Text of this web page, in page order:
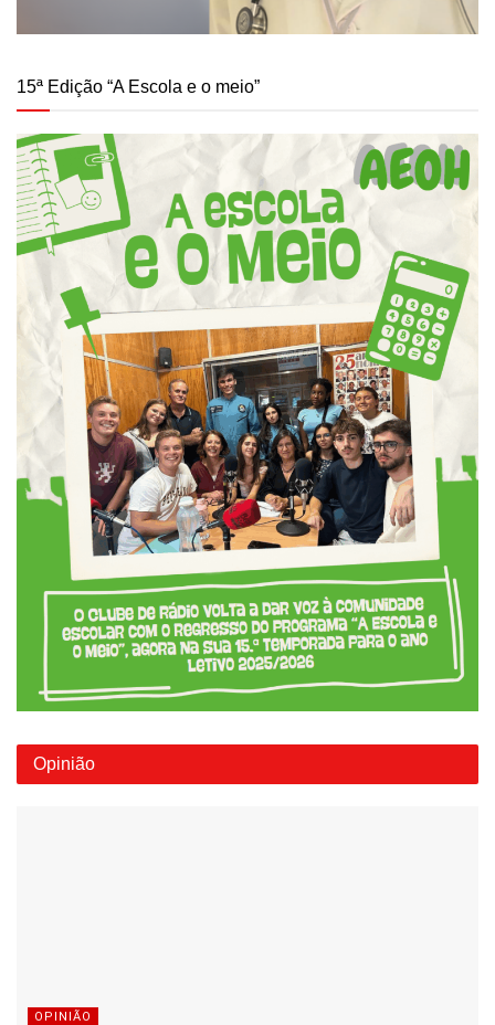
15ª Edição “A Escola e o meio”
Opinião
OPINIÃO